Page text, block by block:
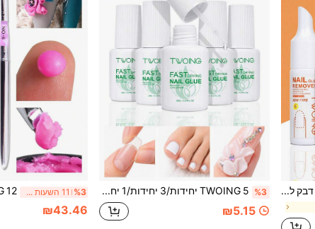
TWOING מסיר דבק לציפורניים מלאכותיות, מסיר דבק מתמוסס במהירות, מסיר בקלות ציפורניים אקריליות, ציפורניים לקשירה ואבני חן - מכסה נוח לניקוי, פורמולה מועשרת בוויטמין E, יישום מהיר וללא טרחה %3 TWOING 5 יחידות/3 יחידות/1 יחידה 8 מ"ל דבק ציפורניים למריחה מהירה לייבוש עבור ציפורניים להדבקה, קצות ציפורניים אקריליים, ציפורניים מלאכותיות, אבני חן קטנות ותכשיטי ציפורניים, דבק שקוף חזק, ללא צורך במנורת UV
₪5.15
%3 11 השעות האחרונות
₪43.46